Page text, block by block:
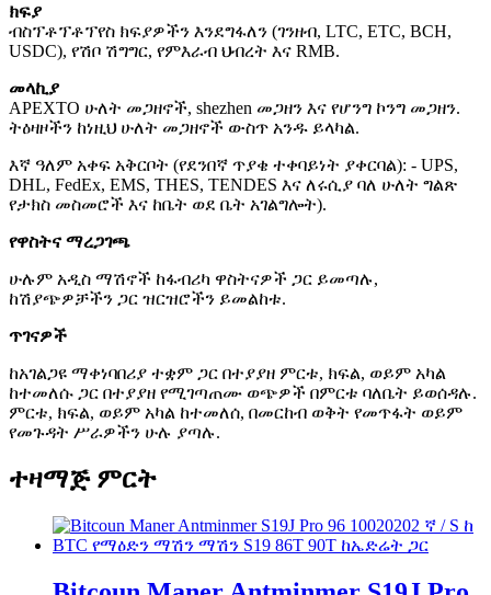
ክፍያ
ብስፕቶፕቶፕየስ ክፍያዎችን እንደግፋለን (ገንዘብ, LTC, ETC, BCH,
USDC), የሽቦ ሽግግር, የምእራብ ህብረት እና RMB.
መላኪያ
APEXTO ሁለት መጋዘኖች, shezhen መጋዘን እና የሆንግ ኮንግ መጋዘን.
ትዕዛዞችን ከነዚህ ሁለት መጋዘኖች ውስጥ አንዱ ይላካል.
እኛ ዓለም አቀፍ አቅርቦት (የደንበኛ ጥያቄ ተቀባይነት ያቀርባል): - UPS,
DHL, FedEx, EMS, THES, TENDES እና ለሩሲያ ባለ ሁለት ግልጽ
የታክስ መስመሮች እና ከቤት ወደ ቤት አገልግሎት).
የዋስትና ማረጋገጫ
ሁሉም አዲስ ማሽኖች ከፋብሪካ ዋስትናዎች ጋር ይመጣሉ,
ከሽያጭዎቻችን ጋር ዝርዝሮችን ይመልከቱ.
ጥገናዎች
ከአገልጋዩ ማቀነባበሪያ ተቋም ጋር በተያያዘ ምርቱ, ክፍል, ወይም አካል
ከተመለሱ ጋር በተያያዘ የሚገጣጠሙ ወጭዎች በምርቱ ባለቤት ይወሰዳሉ.
ምርቱ, ክፍል, ወይም አካል ከተመለሰ, በመርከብ ወቅት የመጥፋት ወይም
የመጉዳት ሥራዎችን ሁሉ ያጣሉ.
ተዛማጅ ምርት